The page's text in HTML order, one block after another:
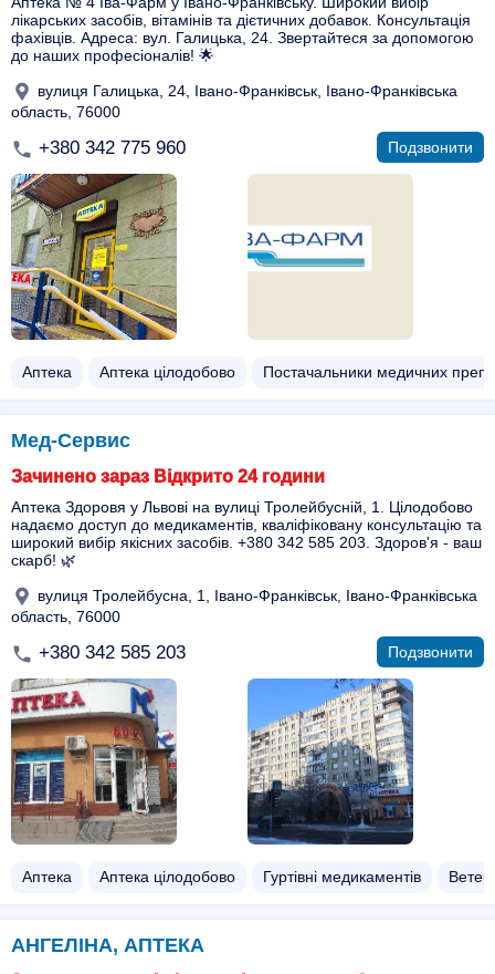
лікарських засобів, вітамінів та дієтичних добавок. Консультація
фахівців. Адреса: вул. Галицька, 24. Звертайтеся за допомогою
до наших професіоналів! 🌟
вулиця Галицька, 24, Івано-Франківськ, Івано-Франківська
область, 76000
+380 342 775 960 Подзвонити
Аптека Аптека цілодобово Постачальники медичних
Мед-Сервис
Зачинено зараз Відкрито 24 години
Аптека Здоровя у Львові на вулиці Тролейбусній, 1. Цілодобово
надаємо доступ до медикаментів, кваліфіковану консультацію та
широкий вибір якісних засобів. +380 342 585 203. Здоров'я - ваш
скарб! 🌿
вулиця Тролейбусна, 1, Івано-Франківськ, Івано-Франківська
область, 76000
+380 342 585 203 Подзвонити
Аптека Аптека цілодобово Гуртівні медикаментів
АНГЕЛІНА, АПТЕКА